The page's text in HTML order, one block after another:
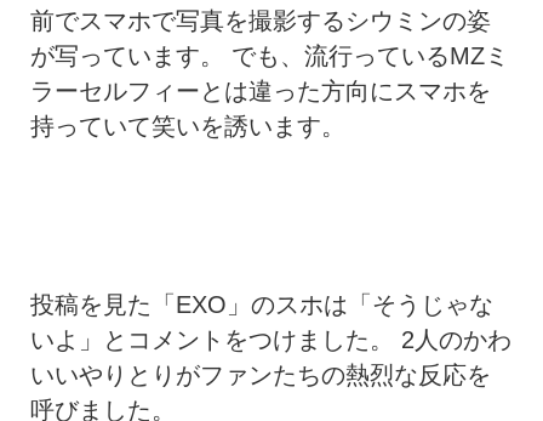
前でスマホで写真を撮影するシウミンの姿
が写っています。 でも、流行っているMZミ
ラーセルフィーとは違った方向にスマホを
持っていて笑いを誘います。
投稿を見た「EXO」のスホは「そうじゃな
いよ 」とコメントをつけました。 2人のかわ
いいやりとりがファンたちの熱烈な反応を
呼びました。